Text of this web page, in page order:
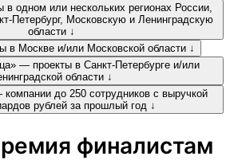
одном или нескольких регионах России,
Петербург, Московскую и Ленинградскую
области ↓
в Москве и/или Московской области ↓
— проекты в Санкт-Петербурге и/или
области ↓
до 250 сотрудников с выручкой
рублей за прошлый год ↓
финалистам